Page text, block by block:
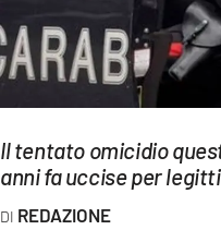
SPORT
LAC NETWORK
LAC ONAIR
Il tentato omicidio
anni fa uccise per
REDAZIONE